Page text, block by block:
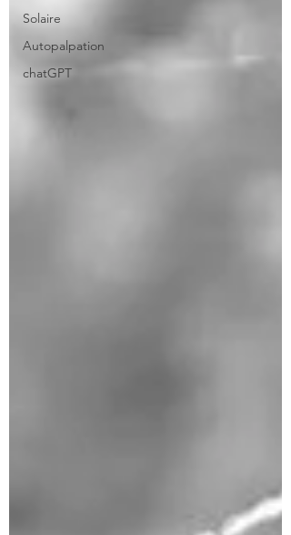
Solaire
Autopalpation
chatGPT